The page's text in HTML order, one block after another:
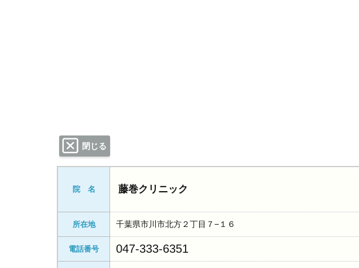
閉じる
院 名 藤巻クリニック
所在地 千葉県市川市北方２丁目７−１６
電話番号 047-333-6351